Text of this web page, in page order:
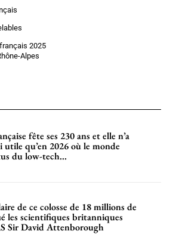
2025
Alpes
fête ses 230 ans et elle n’a
utile qu’en 2026 où le monde
du low-tech...
de ce colosse de 18 millions de
les scientifiques britanniques
Sir David Attenborough